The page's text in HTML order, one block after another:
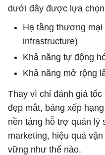
dưới đây được lựa
Hạ tầng thương
infrastructure)
Khả năng tự động
Khả năng mở rộng
Thay vì chỉ đánh giá
đẹp mắt, bảng xếp
nền tảng hỗ trợ quản lý
marketing, hiệu quả
vững như thế nào.